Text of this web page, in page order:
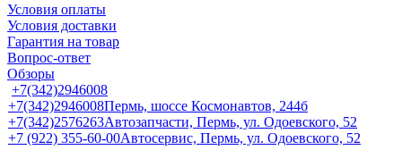
Условия оплаты
Условия доставки
Гарантия на товар
Вопрос-ответ
Обзоры
+7(342)2946008
+7(342)2946008Пермь, шоссе Космонавтов, 244б
+7(342)2576263Автозапчасти, Пермь, ул. Одоевского, 52
+7 (922) 355-60-00Автосервис, Пермь, ул. Одоевского, 52